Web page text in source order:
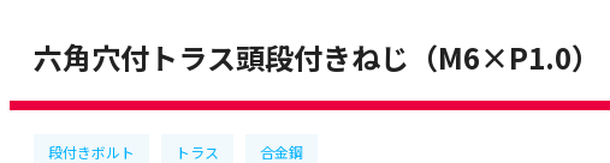
六角穴付トラス頭段付きねじ（M6×P1.0）
段付きボルト トラス 合金鋼